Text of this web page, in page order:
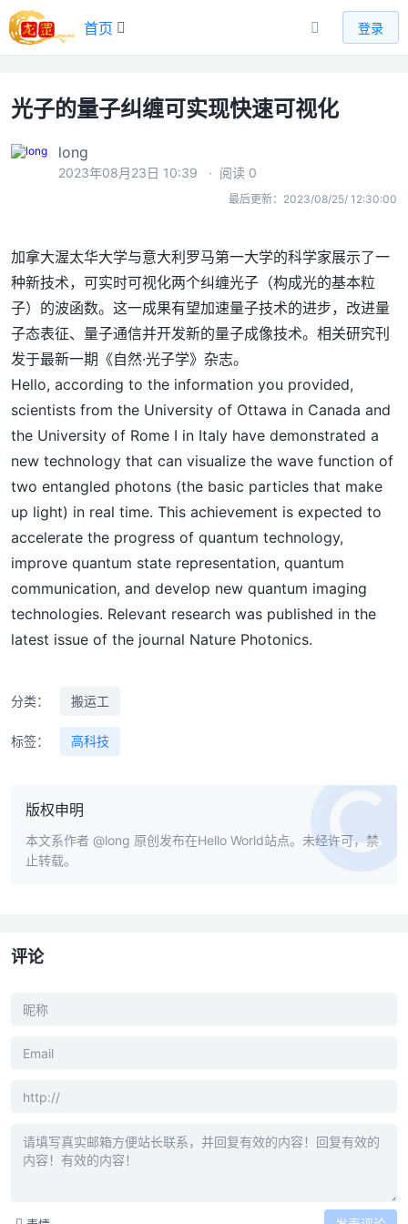
首页 登录
光子的量子纠缠可实现快速可视化
long
2023年08月23日 10:39 · 阅读 0
最后更新：2023/08/25/ 12:30:00
加拿大渥太华大学与意大利罗马第一大学的科学家展示了一
种新技术，可实时可视化两个纠缠光子（构成光的基本粒
子）的波函数。这一成果有望加速量子技术的进步，改进量
子态表征、量子通信并开发新的量子成像技术。相关研究刊
发于最新一期《自然·光子学》杂志。
Hello, according to the information you provided,
scientists from the University of Ottawa in Canada and
the University of Rome I in Italy have demonstrated a
new technology that can visualize the wave function of
two entangled photons (the basic particles that make
up light) in real time. This achievement is expected to
accelerate the progress of quantum technology,
improve quantum state representation, quantum
communication, and develop new quantum imaging
technologies. Relevant research was published in the
latest issue of the journal Nature Photonics.
分类： 搬运工
标签： 高科技
版权申明
本文系作者 @long 原创发布在Hello World站点。未经许可，禁
止转载。
评论